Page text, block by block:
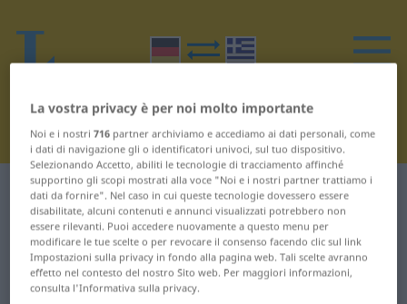
Dizionario Tedesco-Greco C
Parole in tedesco che iniziano
con C
La vostra privacy è per noi molto importante
Noi e i nostri716 partner archiviamo e accediamo ai dati personali, come
i dati di navigazione gli o identificatori univoci, sul tuo dispositivo.
Selezionando Accetto, abiliti le tecnologie di tracciamento affinché
supportino gli scopi mostrati alla voce "Noi e i nostri partner trattiamo i
dati da fornire". Nel caso in cui queste tecnologie dovessero essere
disabilitate, alcuni contenuti e annunci visualizzati potrebbero non
essere rilevanti. Puoi accedere nuovamente a questo menu per
modificare le tue scelte o per revocare il consenso facendo clic sul link
Impostazioni sulla privacy in fondo alla pagina web. Tali scelte avranno
effetto nel contesto del nostro Sito web. Per maggiori informazioni,
consulta l'Informativa sulla privacy.